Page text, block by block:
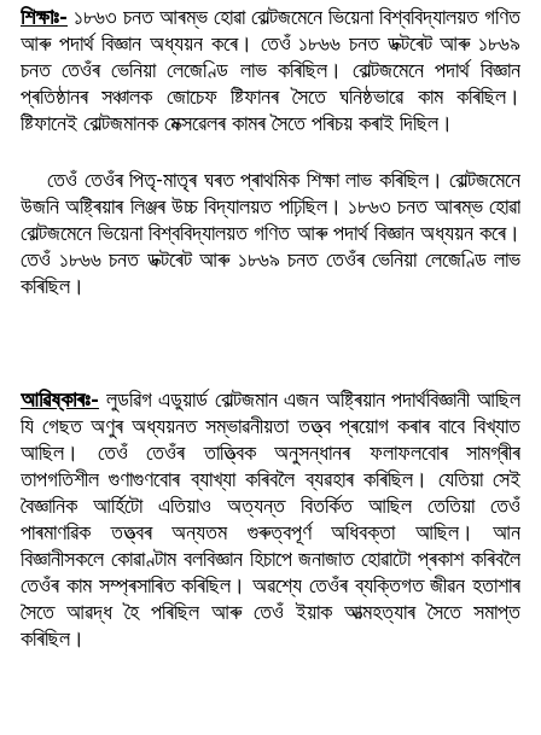
শিক্ষাঃ- ১৮৬৩ চনত আৰম্ভ হোৱা বোল্টজমেনে ভিয়েনা বিশ্ববিদ্যালয়ত গণিত
আৰু পদাৰ্থ বিজ্ঞান অধ্যয়ন কৰে। তেওঁ ১৮৬৬ চনত ডক্টৰেট আৰু ১৮৬৯
চনত তেওঁৰ ভেনিয়া লেজেণ্ডি লাভ কৰিছিল। বোল্টজমেনে পদাৰ্থ বিজ্ঞান
প্ৰতিষ্ঠানৰ সঞ্চালক জোচেফ ষ্টিফানৰ সৈতে ঘনিষ্ঠভাৱে কাম কৰিছিল।
ষ্টিফানেই বোল্টজমানক মেক্সৱেলৰ কামৰ সৈতে পৰিচয় কৰাই দিছিল।
তেওঁ তেওঁৰ পিতৃ-মাতৃৰ ঘৰত প্ৰাথমিক শিক্ষা লাভ কৰিছিল। বোল্টজমেনে
উজনি অষ্ট্ৰিয়াৰ লিঞ্জৰ উচ্চ বিদ্যালয়ত পঢ়িছিল। ১৮৬৩ চনত আৰম্ভ হোৱা
বোল্টজমেনে ভিয়েনা বিশ্ববিদ্যালয়ত গণিত আৰু পদাৰ্থ বিজ্ঞান অধ্যয়ন কৰে।
তেওঁ ১৮৬৬ চনত ডক্টৰেট আৰু ১৮৬৯ চনত তেওঁৰ ভেনিয়া লেজেণ্ডি লাভ
কৰিছিল।
আৱিষ্কাৰঃ- লুডৱিগ এডুয়াৰ্ড বোল্টজমান এজন অষ্ট্ৰিয়ান পদাৰ্থবিজ্ঞানী আছিল
যি গেছত অণুৰ অধ্যয়নত সম্ভাৱনীয়তা তত্ত্ব প্ৰয়োগ কৰাৰ বাবে বিখ্যাত
আছিল। তেওঁ তেওঁৰ তাত্ত্বিক অনুসন্ধানৰ ফলাফলবোৰ সামগ্ৰীৰ
তাপগতিশীল গুণাগুণবোৰ ব্যাখ্যা কৰিবলৈ ব্যৱহাৰ কৰিছিল। যেতিয়া সেই
বৈজ্ঞানিক আৰ্হিটো এতিয়াও অত্যন্ত বিতৰ্কিত আছিল তেতিয়া তেওঁ
পাৰমাণৱিক তত্ত্বৰ অন্যতম গুৰুত্বপূৰ্ণ অধিবক্তা আছিল। আন
বিজ্ঞানীসকলে কোৱাণ্টাম বলবিজ্ঞান হিচাপে জনাজাত হোৱাটো প্ৰকাশ কৰিবলৈ
তেওঁৰ কাম সম্প্ৰসাৰিত কৰিছিল। অৱশ্যে তেওঁৰ ব্যক্তিগত জীৱন হতাশাৰ
সৈতে আৱদ্ধ হৈ পৰিছিল আৰু তেওঁ ইয়াক আত্মহত্যাৰ সৈতে সমাপ্ত
কৰিছিল।